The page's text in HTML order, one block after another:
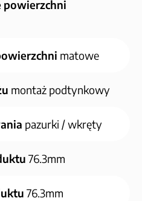
powierzchni
matowe
montaż podtynkowy
pazurki / wkręty
76.3mm
76.3mm